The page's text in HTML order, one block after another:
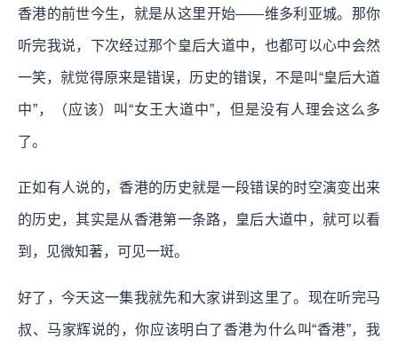
香港的前世今生，就是从这里开始——维多利亚城。那你
听完我说，下次经过那个皇后大道中，也都可以心中会然
一笑，就觉得原来是错误，历史的错误，不是叫“皇后大道
中”，（应该）叫“女王大道中”，但是没有人理会这么多
了。
正如有人说的，香港的历史就是一段错误的时空演变出来
的历史，其实是从香港第一条路，皇后大道中，就可以看
到，见微知著，可见一斑。
好了，今天这一集我就先和大家讲到这里了。现在听完马
叔、马家辉说的，你应该明白了香港为什么叫“香港”，我